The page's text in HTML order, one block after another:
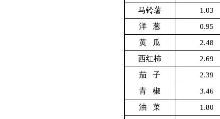
马铃薯 1.03
洋 葱 0.95
黄 瓜 2.48
西红柿 2.69
茄 子 2.39
青 椒 3.46
油 菜 1.80